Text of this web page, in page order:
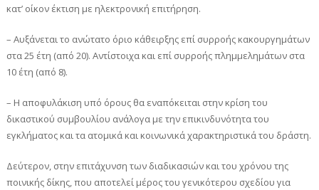
κατ’ οίκον έκτιση με ηλεκτρονική επιτήρηση.
– Αυξάνεται το ανώτατο όριο κάθειρξης επί συρροής κακουργημάτων
στα 25 έτη (από 20). Αντίστοιχα και επί συρροής πλημμελημάτων στα
10 έτη (από 8).
– Η αποφυλάκιση υπό όρους θα εναπόκειται στην κρίση του
δικαστικού συμβουλίου ανάλογα με την επικινδυνότητα του
εγκλήματος και τα ατομικά και κοινωνικά χαρακτηριστικά του δράστη.
Δεύτερον, στην επιτάχυνση των διαδικασιών και του χρόνου της
ποινικής δίκης, που αποτελεί μέρος του γενικότερου σχεδίου για